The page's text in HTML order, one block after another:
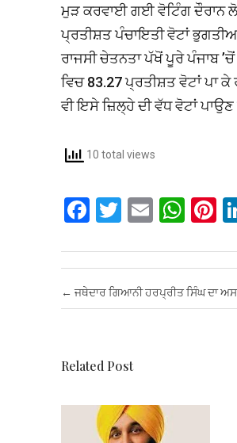
ਮੁੜ ਕਰਵਾਈ ਗਈ ਵੋਟਿੰਗ ਦੌਰਾਨ
ਪ੍ਰਤੀਸ਼ਤ ਪੰਚਾਇਤੀ ਵੋਟਾਂ
ਰਾਜਸੀ ਚੇਤਨਤਾ ਪੱਖੋਂ ਪੂਰੇ ਪੰਜਾਬ
ਵਿਚ 83.27 ਪ੍ਰਤੀਸ਼ਤ ਵੋਟਾਂ ਪਾ
ਵੀ ਇਸੇ ਜ਼ਿਲ੍ਹੇ ਦੀ ਵੱਧ ਵੋਟਾਂ ਪਾਉਣ
10 total views
F
ce
b
o
k
T
tt
er
E
ail
W
at
s
A
Pi
er
t
Post navigation
← ਜਥੇਦਾਰ ਗਿਆਨੀ ਹਰਪ੍ਰੀਤ ਸਿੰਘ ਦਾ
Related Post